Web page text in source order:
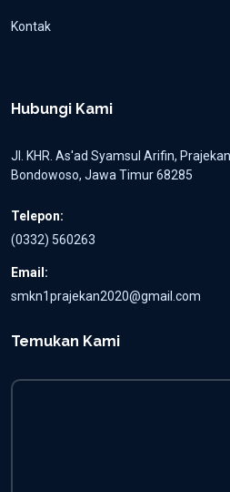
Kontak
Hubungi Kami
Jl. KHR. As'ad Syamsul Arifin,
Bondowoso, Jawa Timur 68285
Telepon:
(0332) 560263
Email:
smkn1prajekan2020@gmail.com
Temukan Kami